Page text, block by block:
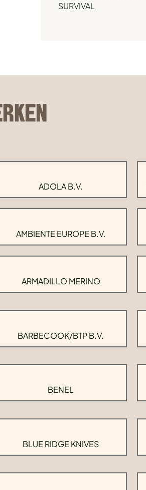
SURVIVAL
ADOLA B.V.
AMBIENTE EUROPE B.V.
ARMADILLO MERINO
BARBECOOK/BTP B.V.
BENEL
BLUE RIDGE KNIVES